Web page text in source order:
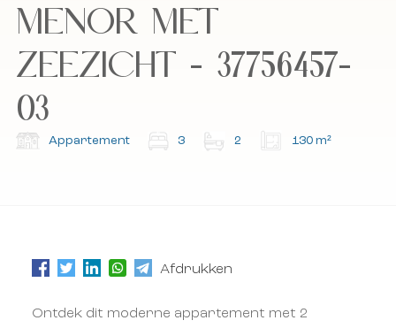
en de algemene voorwaarden.
Abonneer u op onze nieuwsbrief.
en de algemene voorwaarden.
Abonneer u op onze nieuwsbrief.
MENOR MET
ZEEZICHT - 37756457-
03
Appartement 3 2 130 m²
Afdrukken
Ontdek dit moderne appartement met 2